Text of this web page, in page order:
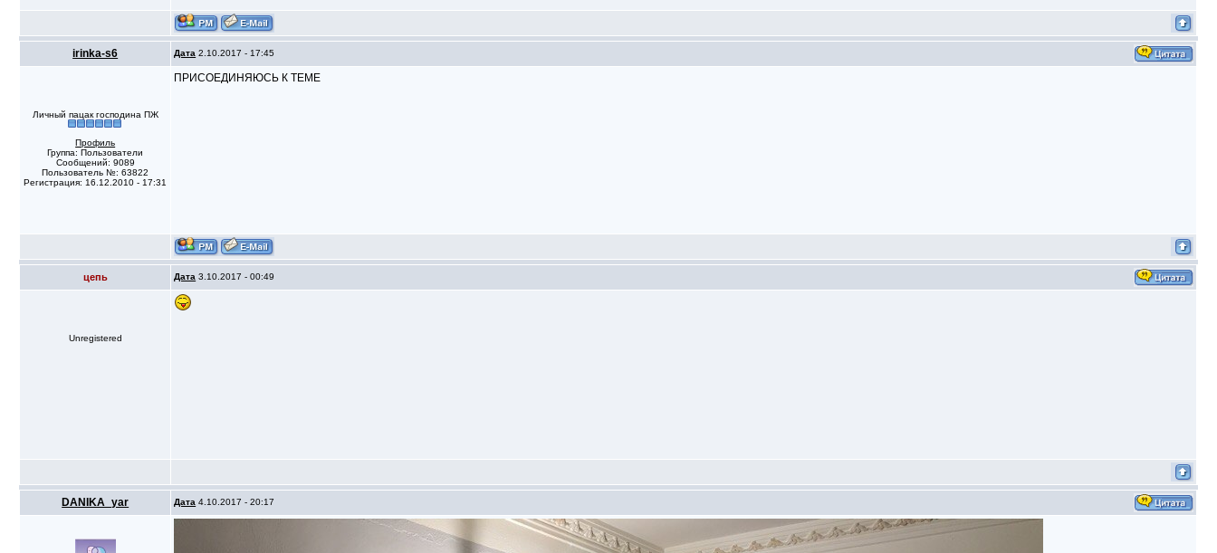
irinka-s6 Дата 2.10.2017 - 17:45
Личный пацак господина ПЖ
Профиль
Группа: Пользователи
Сообщений: 9089
Пользователь №: 63822
Регистрация: 16.12.2010 - 17:31
ПРИСОЕДИНЯЮСЬ К ТЕМЕ
цепь Дата 3.10.2017 - 00:49
Unregistered
DANIKA_yar Дата 4.10.2017 - 20:17